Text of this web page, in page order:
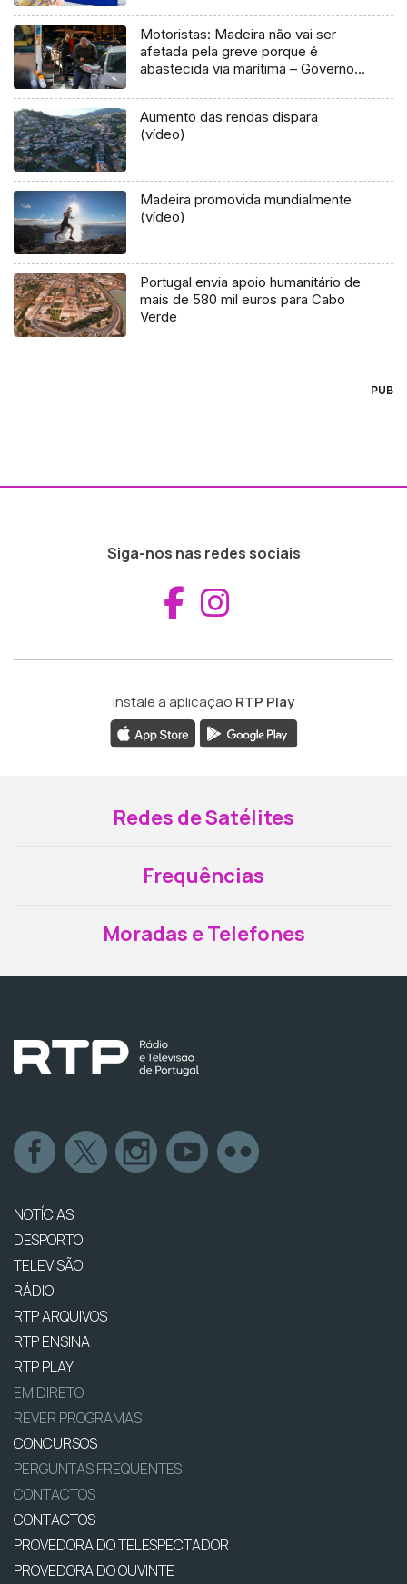
Motoristas: Madeira não vai ser
afetada pela greve porque é
abastecida via marítima – Governo
Aumento das rendas dispara
(vídeo)
Madeira promovida mundialmente
(vídeo)
Portugal envia apoio humanitário de
mais de 580 mil euros para Cabo
Verde
PUB
Siga-nos nas redes sociais
Aceder ao
Instale a aplicação RTP Play
Redes de Satélites
Frequências
Moradas e Telefones
NOTÍCIAS
DESPORTO
TELEVISÃO
RÁDIO
RTP ARQUIVOS
RTP ENSINA
RTP PLAY
EM DIRETO
REVER PROGRAMAS
CONCURSOS
PERGUNTAS FREQUENTES
CONTACTOS
CONTACTOS
PROVEDORA DO TELESPECTADOR
PROVEDORA DO OUVINTE